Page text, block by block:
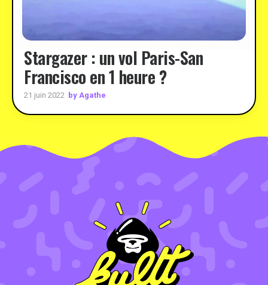
Stargazer : un vol Paris-San
Francisco en 1 heure ?
21 juin 2022 by Agathe